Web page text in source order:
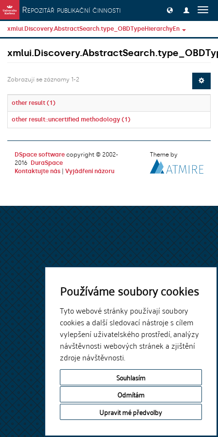
Používáme soubory cookies
Tyto webové stránky používají soubory
cookies a další sledovací nástroje s cílem
vylepšení uživatelského prostředí, analýzy
návštěvnosti webových stránek a zjištění
zdroje návštěvnosti.
Souhlasím
Odmítám
Upravit mé předvolby
Přeskočit na obsah
Repozitář publikační činnosti
xmlui.Discovery.AbstractSearch.type_OBDTypeHierarchyEn
Zobrazují se záznamy 1-2
other result (1)
other result::uncertified methodology (1)
DSpace software copyright © 2002-
2016
DuraSpace
Kontaktujte nás
Vyjádření názoru
Theme by